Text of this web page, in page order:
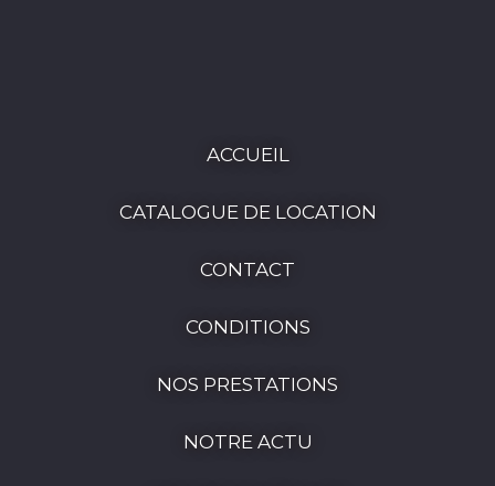
ACCUEIL
CATALOGUE DE LOCATION
CONTACT
CONDITIONS
NOS PRESTATIONS
NOTRE ACTU